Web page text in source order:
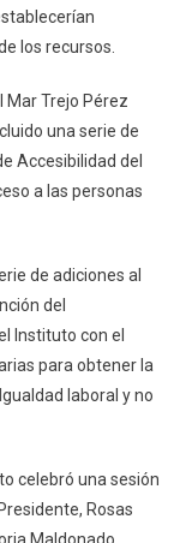
los recursos.
Mar Trejo Pérez
una serie de
Accesibilidad del
a las personas
de adiciones al
del
Instituto con el
para obtener la
laboral y no
celebró una sesión
Rosas